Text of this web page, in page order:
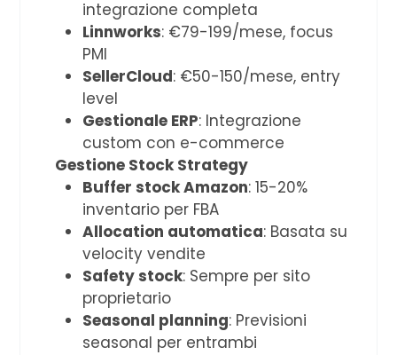
integrazione completa
Linnworks: €79-199/mese, focus
PMI
SellerCloud: €50-150/mese, entry
level
Gestionale ERP: Integrazione
custom con e-commerce
Gestione Stock Strategy
Buffer stock Amazon: 15-20%
inventario per FBA
Allocation automatica: Basata su
velocity vendite
Safety stock: Sempre per sito
proprietario
Seasonal planning: Previsioni
seasonal per entrambi